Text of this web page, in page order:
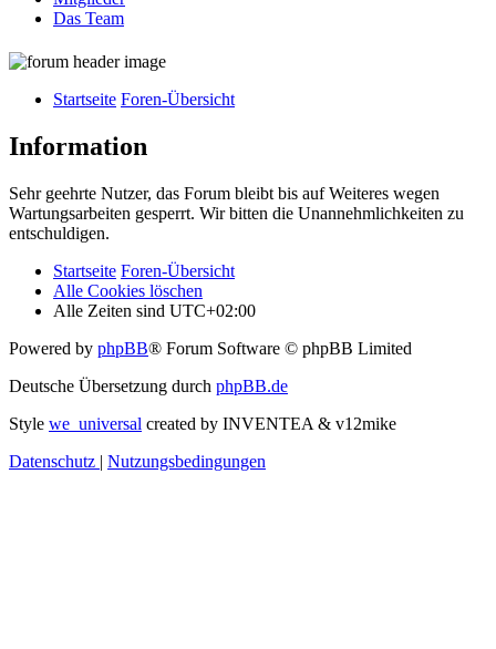
Das Team
Startseite Foren-Übersicht
Information
Sehr geehrte Nutzer, das Forum bleibt bis auf Weiteres wegen
Wartungsarbeiten gesperrt. Wir bitten die Unannehmlichkeiten zu
entschuldigen.
Startseite Foren-Übersicht
Alle Cookies löschen
Alle Zeiten sind UTC+02:00
Powered by phpBB® Forum Software © phpBB Limited
Deutsche Übersetzung durch phpBB.de
Style we_universal created by INVENTEA & v12mike
Datenschutz | Nutzungsbedingungen